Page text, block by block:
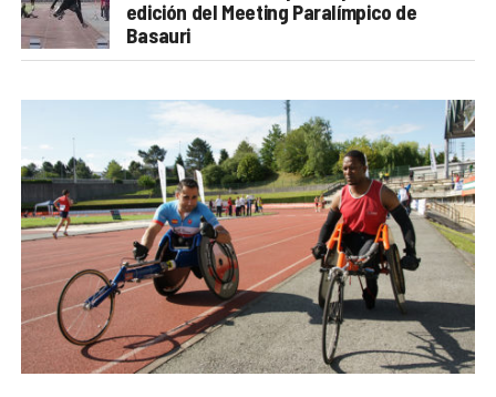
edición del Meeting Paralímpico de
Basauri